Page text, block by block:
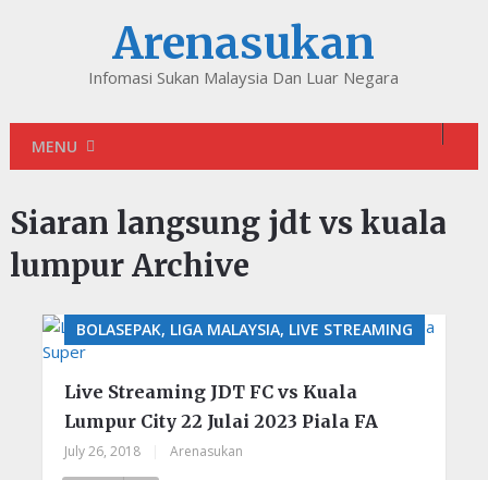
Arenasukan
Infomasi Sukan Malaysia Dan Luar Negara
MENU
Siaran langsung jdt vs kuala
lumpur Archive
BOLASEPAK, LIGA MALAYSIA, LIVE STREAMING
Live Streaming JDT FC vs Kuala
Lumpur City 22 Julai 2023 Piala FA
July 26, 2018 Arenasukan